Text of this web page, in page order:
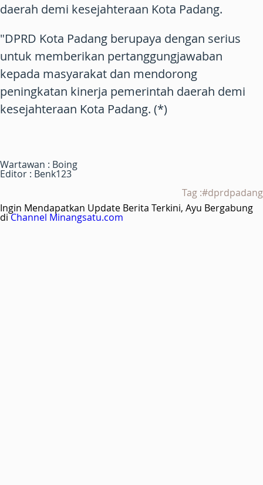
daerah demi kesejahteraan Kota Padang.
"DPRD Kota Padang berupaya dengan serius
untuk memberikan pertanggungjawaban
kepada masyarakat dan mendorong
peningkatan kinerja pemerintah daerah demi
kesejahteraan Kota Padang. (*)
Wartawan : Boing
Editor : Benk123
Tag :#dprdpadang
Ingin Mendapatkan Update Berita Terkini, Ayu Bergabung
diChannel Minangsatu.com